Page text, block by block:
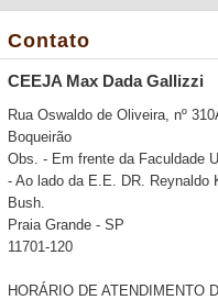
Contato
CEEJA Max Dada Gallizzi
Rua Oswaldo de Oliveira, nº
Boqueirão
Obs. - Em frente da Faculdade
- Ao lado da E.E. DR. Reynaldo
Bush.
Praia Grande - SP
11701-120
HORÁRIO DE ATENDIMENTO